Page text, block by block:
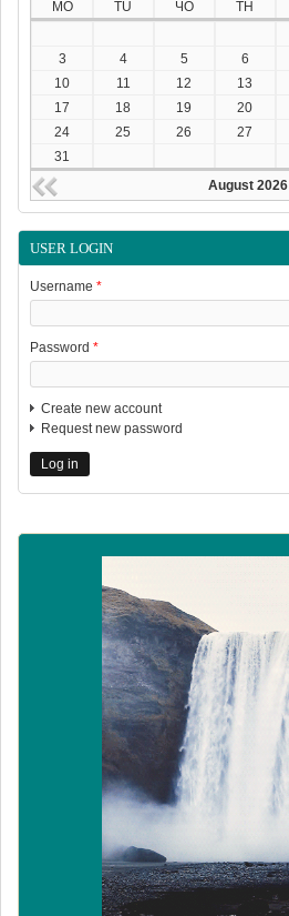
MO TU ЧО TH
3
4 5 6
10
11 12 13
17
18 19 20
24
25 26 27
31
August 2026
USER LOGIN
Username *
Password *
Create new account
Request new password